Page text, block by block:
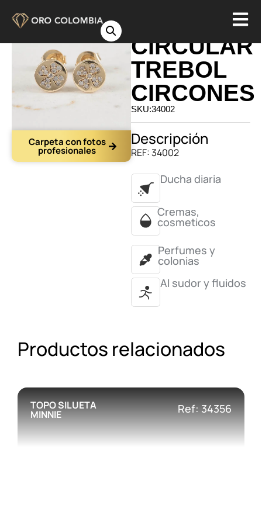
Carpeta con fotos
profesionales
CIRCULAR
TREBOL
CIRCONES
SKU:34002
Descripción
REF: 34002
Ducha diaria
Cremas,
cosmeticos
Perfumes y
colonias
Al sudor y fluidos
Productos relacionados
TOPO SILUETA
MINNIE Ref: 34356